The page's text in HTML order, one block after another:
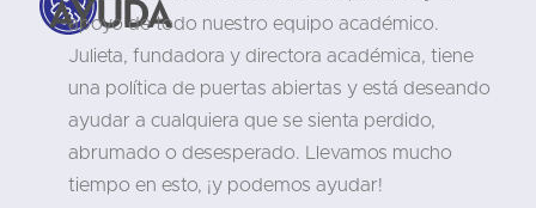
Ayuda
apoyo de todo nuestro equipo académico.
Julieta, fundadora y directora académica, tiene
una política de puertas abiertas y está deseando
ayudar a cualquiera que se sienta perdido,
abrumado o desesperado. Llevamos mucho
tiempo en esto, ¡y podemos ayudar!